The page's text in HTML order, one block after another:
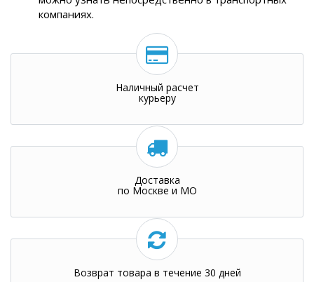
компаниях.
Наличный расчет
курьеру
Доставка
по Москве и МО
Возврат товара в течение 30 дней